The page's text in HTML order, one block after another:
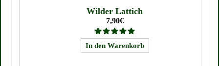
Wilder Lattich
7,90€